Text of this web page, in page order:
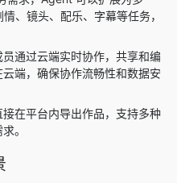
、镜头、配乐、字幕等任务，
员通过云端实时协作，共享和编
端，确保协作流畅性和数据安
接在平台内导出作品，支持多种
。